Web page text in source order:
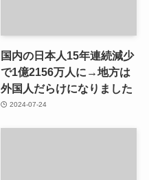
国内の日本人15年連続減少
で1億2156万人に→地方は
外国人だらけになりました
2024-07-24